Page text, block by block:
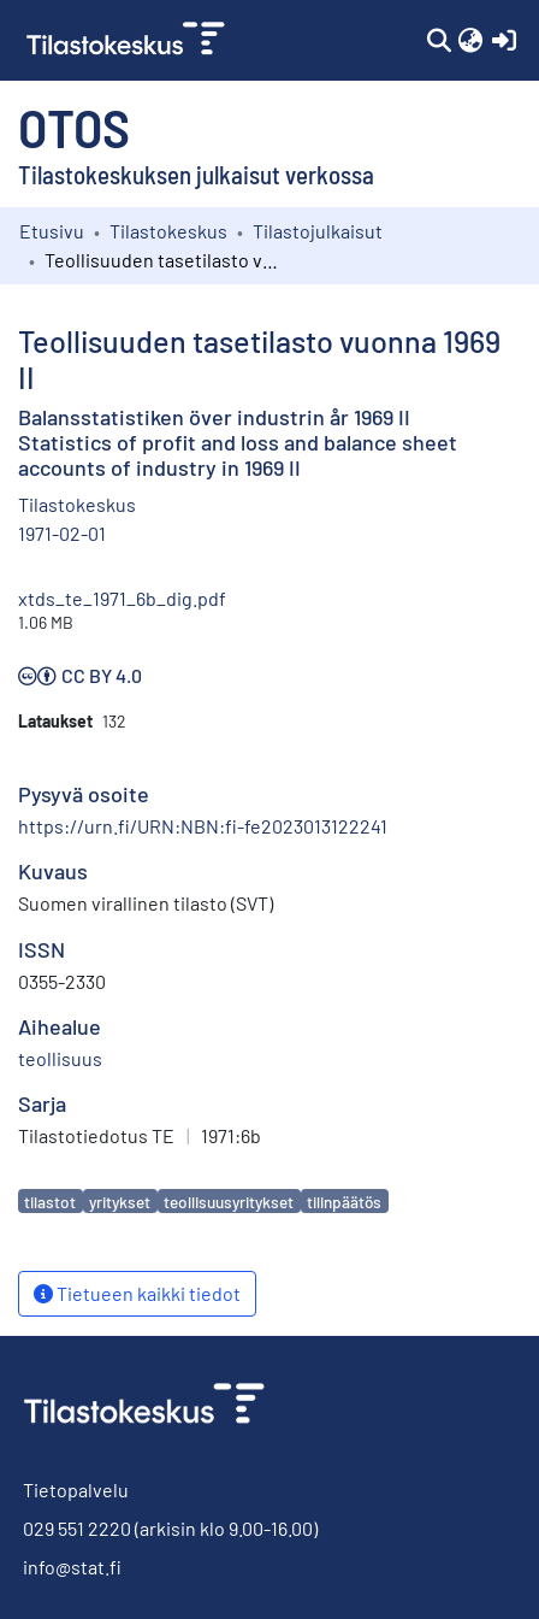
OTOS
Tilastokeskuksen julkaisut verkossa
Kokoelmat
Etusivu Tilastokeskus
Tilastojulkaisut
Teollisuuden tasetilasto vuonna 1969
II
Balansstatistiken över industrin år 1969 II
Statistics of profit and loss and balance sheet
accounts of industry in 1969 II
Tilastokeskus
1971-02-01
xtds_te_1971_6b_dig.pdf
1.06 MB
CC BY 4.0
Lataukset 132
Pysyvä osoite
https://urn.fi/URN:NBN:fi-fe2023013122241
Kuvaus
Suomen virallinen tilasto (SVT)
ISSN
0355-2330
Aihealue
teollisuus
Sarja
Tilastotiedotus TE | 1971:6b
Avainsanat
tilastot yritykset teollisuusyritykset tilinpäätös
Tietueen kaikki tiedot
Tietopalvelu
029 551 2220 (arkisin klo 9.00-16.00)
info@stat.fi